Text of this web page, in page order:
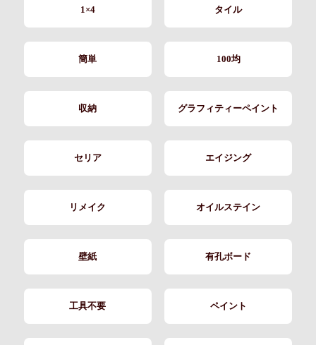
1×4 タイル
簡単 100均
収納 グラフィティーペイント
セリア エイジング
リメイク オイルステイン
壁紙 有孔ボード
工具不要 ペイント